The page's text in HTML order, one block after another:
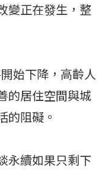
變正在發生，整
始下降，高齡人
的居住空間與城
的阻礙。
永續如果只剩下